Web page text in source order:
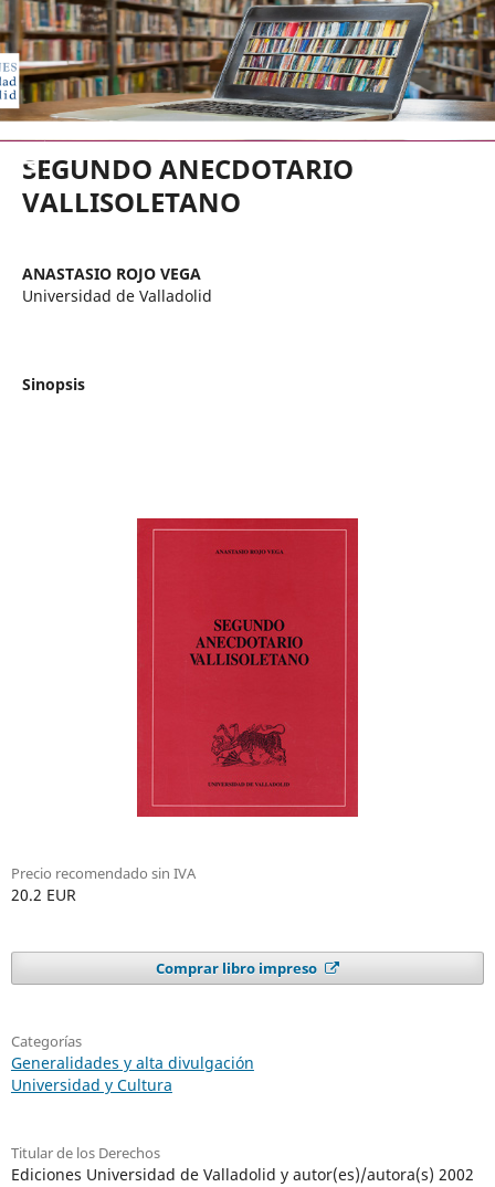
EDICIONES UNIVERSIDAD DE
SEGUNDO ANECDOTARIO
VALLISOLETANO
ANASTASIO ROJO VEGA
Universidad de Valladolid
Sinopsis
Precio recomendado sin IVA
20.2 EUR
Comprar libro impreso
Categorías
Generalidades y alta divulgación
Universidad y Cultura
Titular de los Derechos
Ediciones Universidad de Valladolid y autor(es)/autora(s) 2002